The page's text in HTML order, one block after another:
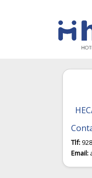
Tlf:
Email: